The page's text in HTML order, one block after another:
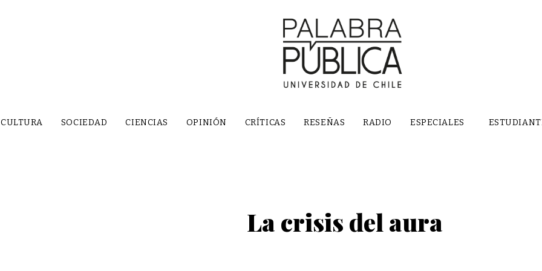
CULTURA SOCIEDAD CIENCIAS OPINIÓN CRÍTICAS RESEÑAS RADIO ESPECIALES
La crisis del aura